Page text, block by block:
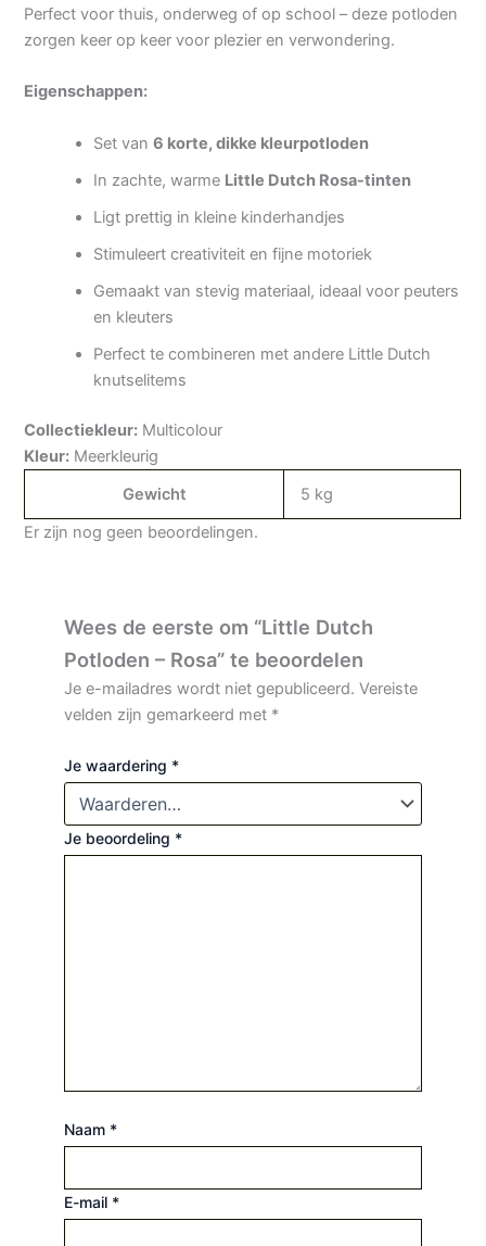
Perfect voor thuis, onderweg of op school – deze potloden
zorgen keer op keer voor plezier en verwondering.
Eigenschappen:
Set van6 korte, dikke kleurpotloden
In zachte, warme Little Dutch Rosa-tinten
Ligt prettig in kleine kinderhandjes
Stimuleert creativiteit en fijne motoriek
Gemaakt van stevig materiaal, ideaal voor peuters
en kleuters
Perfect te combineren met andere Little Dutch
knutselitems
Collectiekleur: Multicolour
Kleur: Meerkleurig
Gewicht
5 kg
Er zijn nog geen beoordelingen.
Wees de eerste om “Little Dutch
Potloden – Rosa” te beoordelen
Je e-mailadres wordt niet gepubliceerd. Vereiste
velden zijn gemarkeerd met *
Je waardering *
Je beoordeling *
Naam *
E-mail *